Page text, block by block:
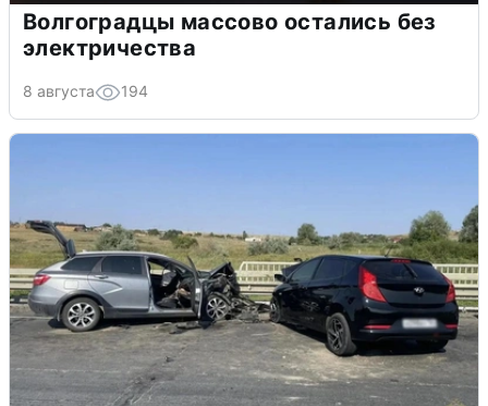
Волгоградцы массово остались без
электричества
8 августа 194